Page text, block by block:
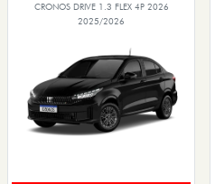
CRONOS DRIVE 1.3 FLEX 4P 2026
2025/2026